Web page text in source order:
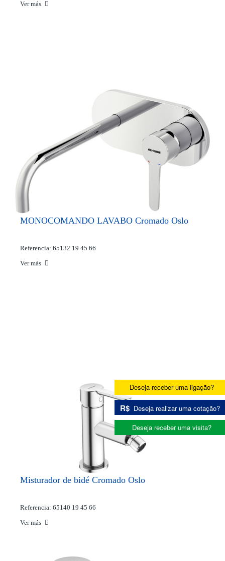
Ver más
MONOCOMANDO LAVABO Cromado Oslo
Referencia: 65132 19 45 66
Ver más
Misturador de bidé Cromado Oslo
Referencia: 65140 19 45 66
Ver más
Deseja receber uma ligação?
R$ Deseja realizar uma cotação?
Deseja receber uma visita?